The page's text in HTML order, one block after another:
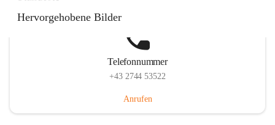
Hervorgehobene Bilder
Telefonnummer
+43 2744 53522
Anrufen